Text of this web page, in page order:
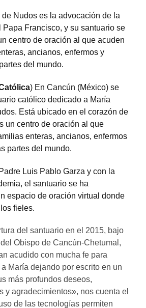
Nudos es la advocación de la
Papa Francisco, y su santuario se
centro de oración al que acuden
ancianos, enfermos y
del mundo.
) En Cancún (México) se
católico dedicado a María
Está ubicado en el corazón de
un centro de oración al que
enteras, ancianos, enfermos
partes del mundo.
Luis Pablo Garza y con la
el santuario se ha
espacio de oración virtual donde
fieles.
del santuario en el 2015, bajo
Obispo de Cancún-Chetumal,
acudido con mucha fe para
María dejando por escrito en un
más profundos deseos,
y agradecimientos», nos cuenta el
de las tecnologías permiten